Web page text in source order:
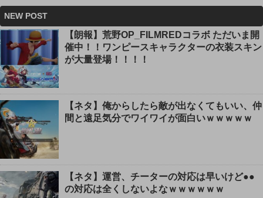
NEW POST
【朗報】荒野OP_FILMREDコラボ ただいま開
催中！！ワンピースキャラクターの衣装スキン
が大量登場！！！！
【ネタ】俺からしたら敵が出なくてもいい、仲
間と遠足気分でワイワイが面白いｗｗｗｗｗ
【ネタ】運営、チーターの対応は早いけど●●
の対応は全くしないよなｗｗｗｗｗｗ